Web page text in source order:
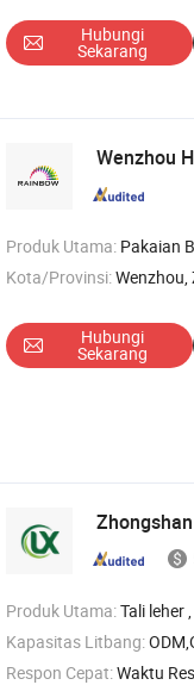
Hubungi
Sekarang
Wenzhou
Produk Utama: Pakaian Bekas
Kota/Provinsi:Wenzhou,
Hubungi
Sekarang
Produk Utama:Tali leher , Patches bordir ,
Kapasitas Litbang:
Respon Cepat:Waktu